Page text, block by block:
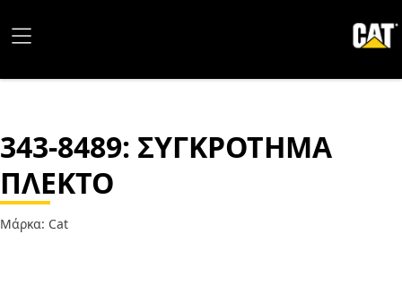
343-8489: ΣΥΓΚΡΟΤΗΜΑ
ΠΛΕΚΤΟ
Μάρκα: Cat